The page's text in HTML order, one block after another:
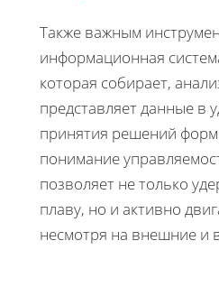
Также важным
информационная
которая собирает,
представляет данные в
принятия решений
понимание
позволяет не только
плаву, но и активно
несмотря на внешние и